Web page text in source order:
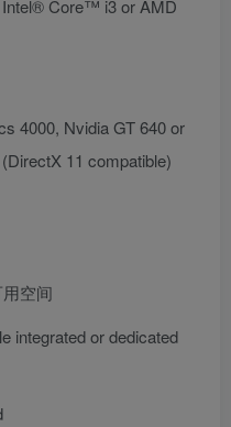
Intel® Core™ i3 or AMD
4000, Nvidia GT 640 or
11 compatible)
空间
integrated or dedicated